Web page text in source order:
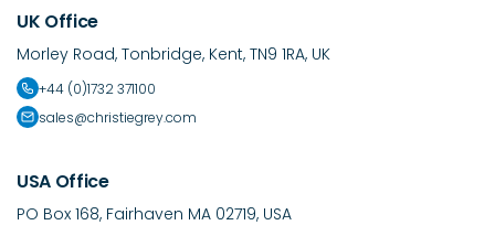
UK Office
Morley Road, Tonbridge, Kent, TN9 1RA, UK
+44 (0)1732 371100
sales@christiegrey.com
USA Office
PO Box 168, Fairhaven MA 02719, USA